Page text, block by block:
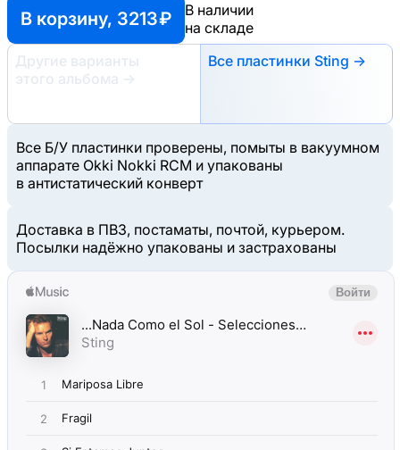
В корзину, 3213 ₽
В наличии
на складе
Другие варианты
этого альбома
→
Все пластинки Sting →
Все Б/У пластинки проверены, помыты в вакуумном
аппарате Okki Nokki RCM и упакованы
в антистатический конверт
Доставка в ПВЗ, постаматы, почтой, курьером.
Посылки надёжно упакованы и застрахованы